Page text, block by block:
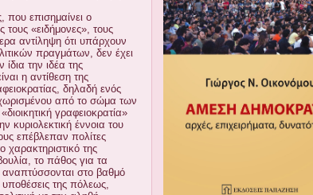
που επισημαίνει ο
τους «ειδήμονες», τους
αντίληψη ότι υπάρχουν
πραγμάτων, δεν έχει
την ιδέα της
η αντίθεση της
δηλαδή ενός
από το σώμα των
γραφειοκρατία»
κυριολεκτική έννοια του
επέβλεπαν πολίτες
χαρακτηριστικό της
το πάθος για τα
αναπτύσσονται στο βαθμό
υποθέσεις της πόλεως,